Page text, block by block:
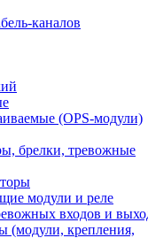
каналов
(OPS-модули)
брелки, тревожные
модули и реле
входов и
(модули, крепления,